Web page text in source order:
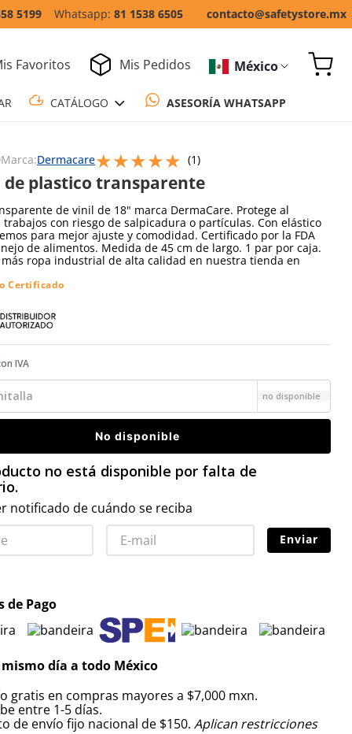
5199 81 1538 6505 contacto@safetystore.mx
Favoritos Mis Pedidos México
Marca:Dermacare★★★★★ (1)
Escribe un comentario
de plastico transparente
de vinil de 18" marca DermaCare. Protege al
trabajos con riesgo de salpicadura o partículas. Con elástico
para mejor ajuste y comodidad. Certificado por la FDA
de alimentos. Medida de 45 cm de largo. 1 par por caja.
ropa industrial de alta calidad en nuestra tienda en
Certificado
IVA
no disponible
No disponible
no está disponible por falta de
notificado de cuándo se reciba
Enviar
de Pago
mismo día a todo México
gratis en compras mayores a $7,000 mxn.
entre 1-5 días.
de envío fijo nacional de $150. Aplican restricciones